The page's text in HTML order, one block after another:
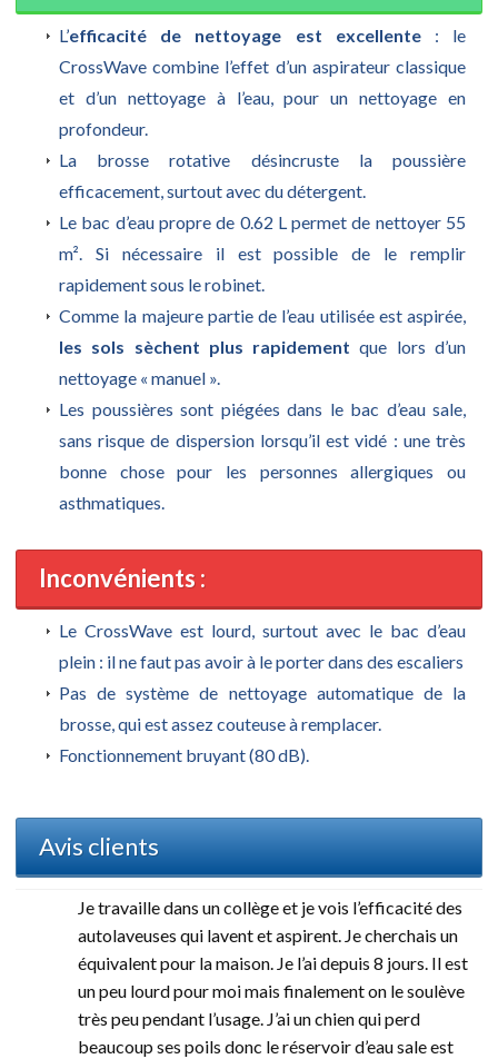
L’efficacité de nettoyage est excellente: le
CrossWave combine l’effet d’un aspirateur classique
et d’un nettoyage à l’eau, pour un nettoyage en
profondeur.
La brosse rotative désincruste la poussière
efficacement, surtout avec du détergent.
Le bac d’eau propre de 0.62 L permet de nettoyer 55
m². Si nécessaire il est possible de le remplir
rapidement sous le robinet.
Comme la majeure partie de l’eau utilisée est aspirée,
les sols sèchent plus rapidement que lors d’un
nettoyage « manuel ».
Les poussières sont piégées dans le bac d’eau sale,
sans risque de dispersion lorsqu’il est vidé : une très
bonne chose pour les personnes allergiques ou
asthmatiques.
Inconvénients :
Le CrossWave est lourd, surtout avec le bac d’eau
plein : il ne faut pas avoir à le porter dans des escaliers
Pas de système de nettoyage automatique de la
brosse, qui est assez couteuse à remplacer.
Fonctionnement bruyant (80 dB).
Avis clients
Je travaille dans un collège et je vois l’efficacité des
autolaveuses qui lavent et aspirent. Je cherchais un
équivalent pour la maison. Je l’ai depuis 8 jours. Il est
un peu lourd pour moi mais finalement on le soulève
très peu pendant l’usage. J’ai un chien qui perd
beaucoup ses poils donc le réservoir d’eau sale est